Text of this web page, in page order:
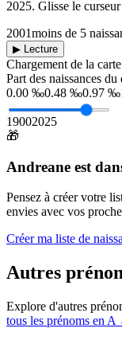
2025. Glisse le
2001moins de 5
▶ Lecture
Chargement de la
Part des naissances
0.00 ‰0.48 ‰0.97 ‰
19002025
🎁
Andreane est
Pensez à créer votre
envies avec vos
Créer ma liste de
Autres
Explore d'autres
tous les prénoms en A